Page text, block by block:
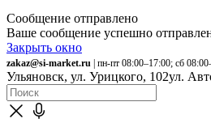
Сообщение отправлено
Ваше сообщение успешно
Закрыть окно
zakaz@si-market.ru | пн-пт 08:00–17:00; сб
Ульяновск, ул. Урицкого, 102ул.